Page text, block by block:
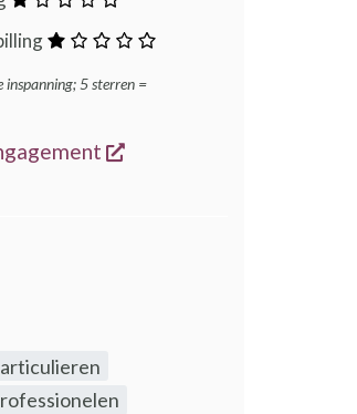
inspanning; 5 sterren =
opent een nieuw venster